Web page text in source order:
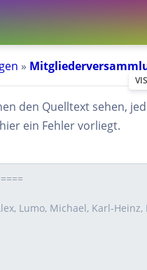
»
den Quelltext sehen,
ein Fehler vorliegt.